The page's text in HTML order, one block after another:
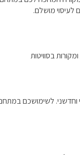
לעיסוי מושלם.
בסוויטות